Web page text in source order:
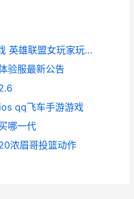
英雄联盟女玩家裸体玩游戏 英雄联盟女玩家玩的最多的英雄
验服最新公告
qq飞车手游游戏
哪一代
浓眉哥投篮动作